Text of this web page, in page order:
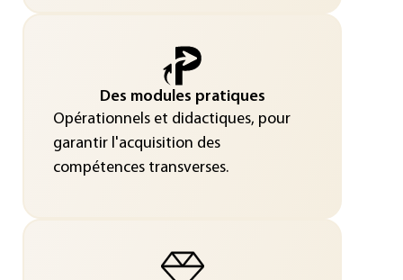
Des modules pratiques
Opérationnels et didactiques, pour
garantir l'acquisition des
compétences transverses.